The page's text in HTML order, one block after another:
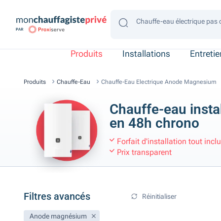
Chauffe-eau électrique pas
Chauffe-eau électrique gain
Chauffe-eau électrique 4
Chauffe-eau électrique 2
Chauffe-eau électrique
Produits Installations
Produits Chauffe-Eau Chauffe-Eau Electrique Anode Magnesium
Chauffe-eau
en 48h chrono
Forfait d'installation tout
Prix transparent
Filtres avancés Réinitialiser
Anode magnésium